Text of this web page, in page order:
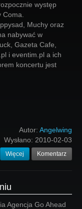
występ
Muchy oraz
nabywać w
Gazeta Cafe,
i eventim.pl a ich
koncertu jest
Autor: Angelwing
Wysłano: 2010-02-03
Więcej Komentarz
Agencja Go Ahead